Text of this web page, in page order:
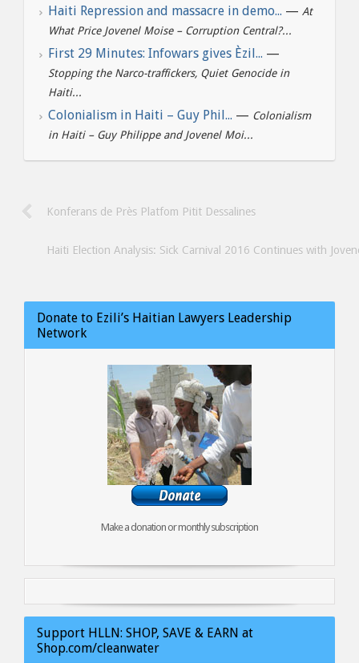
Haiti Repression and massacre in demo... — At
What Price Jovenel Moise – Corruption Central?...
First 29 Minutes: Infowars gives Èzil... —
Stopping the Narco-traffickers, Quiet Genocide in
Haiti...
Colonialism in Haiti – Guy Phil... — Colonialism
in Haiti – Guy Philippe and Jovenel Moi...
Konferans de Près Platfom Pitit Dessalines
Haiti Election Analysis: Sick Carnival 2016 Continues with
Donate to Ezili’s Haitian Lawyers Leadership
Network
Make a donation or monthly subscription
Support HLLN: SHOP, SAVE & EARN at
Shop.com/cleanwater